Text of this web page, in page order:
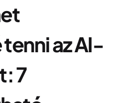
az AI-
7